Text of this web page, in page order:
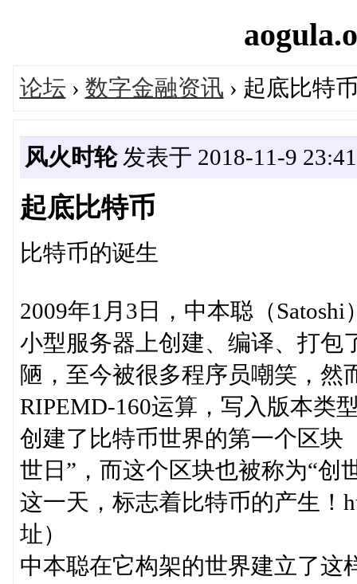
论坛 › 数字金融资讯 › 起底比特
风火时轮发表于 2018-11-9
起底比特币
比特币的诞生
2009年1月3日，中本聪（
小型服务器上创建、编译、打包
陋，至今被很多程序员嘲笑，然
RIPEMD-160运算，写入版本类
创建了比特币世界的第一个区块
世日”，而这个区块也被称为“创
这一天，标志着比特币的产生！
址）
中本聪在它构架的世界建立了这